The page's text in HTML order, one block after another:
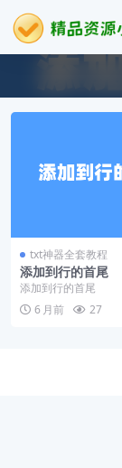
txt神器全套教程
添加到行的首尾
添加到行的首尾
6 月前
27